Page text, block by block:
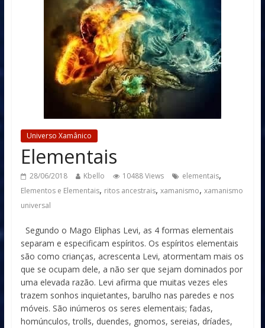
Universo Xamânico
Elementais
28/06/2018 Kbello 10488 Views elementais,
Elementos e Elementais, ritos ancestrais, xamanismo, xamanismo
universal
Segundo o Mago Eliphas Levi, as 4 formas elementais
separam e especificam espíritos. Os espíritos elementais
são como crianças, acrescenta Levi, atormentam mais os
que se ocupam dele, a não ser que sejam dominados por
uma elevada razão. Levi afirma que muitas vezes eles
trazem sonhos inquietantes, barulho nas paredes e nos
móveis. São inúmeros os seres elementais; fadas,
homúnculos, trolls, duendes, gnomos, sereias, dríades,